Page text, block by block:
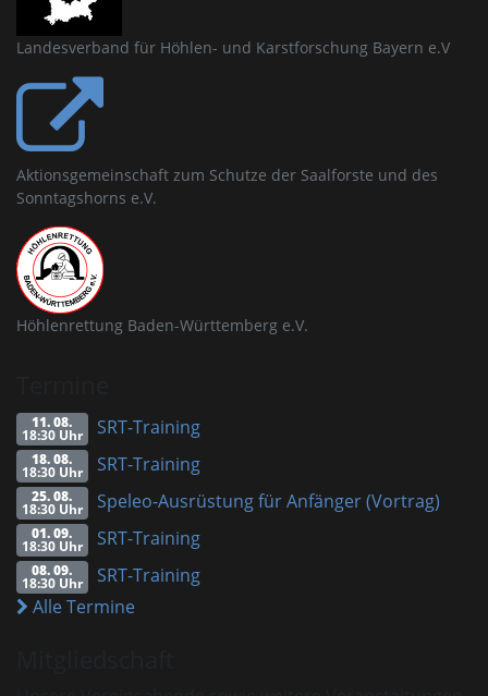
Landesverband für Höhlen- und Karstforschung Bayern e.V
Aktionsgemeinschaft zum Schutze der Saalforste und des
Sonntagshorns e.V.
Höhlenrettung Baden-Württemberg e.V.
11. 08.
18:30 Uhr SRT-Training
18. 08.
18:30 Uhr SRT-Training
25. 08.
18:30 Uhr Speleo-Ausrüstung für Anfänger (Vortrag)
01. 09.
18:30 Uhr SRT-Training
08. 09.
18:30 Uhr
SRT-Training
Alle Termine